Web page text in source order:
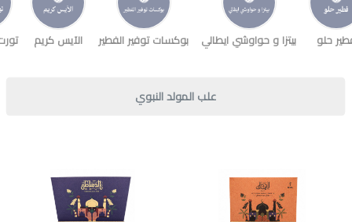
حلو بيتزا و حواوشي ايطالي بوكسات توفير الفطير الآيس كريم
علب المولد النبوي